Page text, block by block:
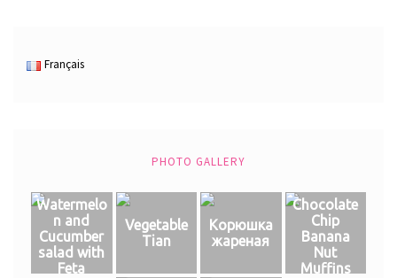
Français
PHOTO GALLERY
Watermelo
n and
Cucumber
salad with
Feta
Vegetable
Tian
Корюшка
жареная
Chocolate
Chip
Banana
Nut
Muffins